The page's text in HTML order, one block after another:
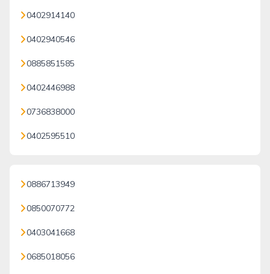
0402914140
0402940546
0885851585
0402446988
0736838000
0402595510
0886713949
0850070772
0403041668
0685018056